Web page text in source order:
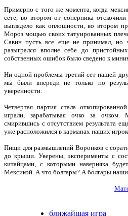
Примерно с того же момента, когда
сете, во втором от соперника
выглядело как оплошности, во втором
Мороз мощью своих татуированных
Савин пусть все еще не принимал, но
разыгрался вполне себе до
собственных ошибок было сведено к
Ни одной проблемы третий сет нашей
мы были впереди не только по
уверенности.
Четвертая партия стала
играли, зарабатывая очко за очком.
смирившись с отсутствием результата
уже расположился в карманах наших
Пищи для размышлений Воронков с
до крыши. Уверены, эксперименты с
китайцами, с которыми наверняка
Мексикой. А что болгары? А болгары
ближайшая игра